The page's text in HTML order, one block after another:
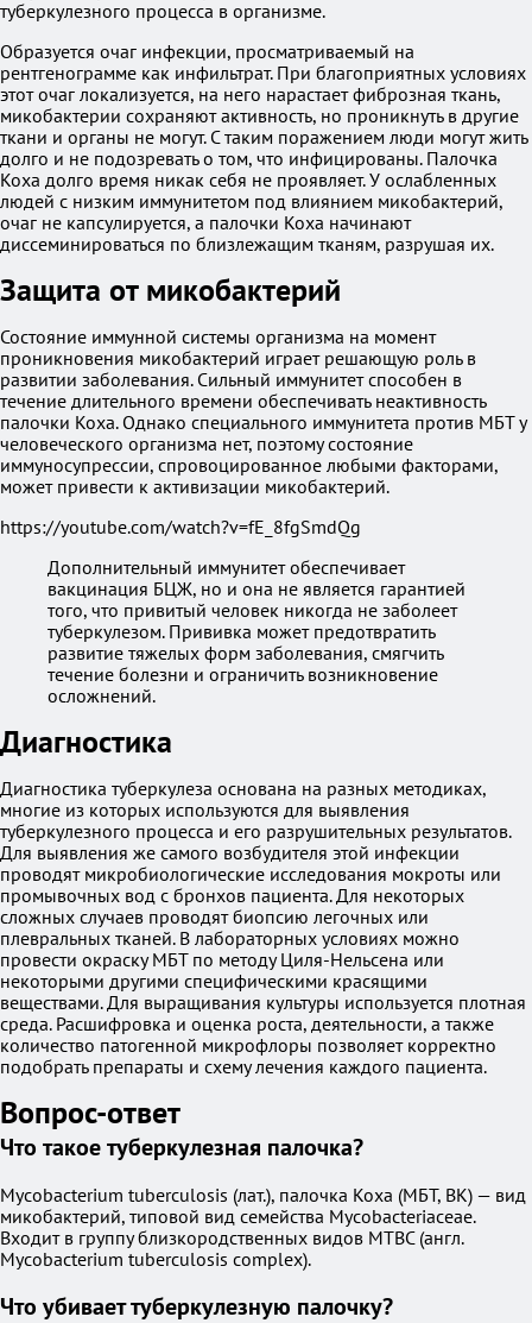
туберкулезного процесса в организме.
Образуется очаг инфекции, просматриваемый на
рентгенограмме как инфильтрат. При благоприятных условиях
этот очаг локализуется, на него нарастает фиброзная ткань,
микобактерии сохраняют активность, но проникнуть в другие
ткани и органы не могут. С таким поражением люди могут жить
долго и не подозревать о том, что инфицированы. Палочка
Коха долго время никак себя не проявляет. У ослабленных
людей с низким иммунитетом под влиянием микобактерий,
очаг не капсулируется, а палочки Коха начинают
диссеминироваться по близлежащим тканям, разрушая их.
Защита от микобактерий
Состояние иммунной системы организма на момент
проникновения микобактерий играет решающую роль в
развитии заболевания. Сильный иммунитет способен в
течение длительного времени обеспечивать неактивность
палочки Коха. Однако специального иммунитета против МБТ у
человеческого организма нет, поэтому состояние
иммуносупрессии, спровоцированное любыми факторами,
может привести к активизации микобактерий.
https://youtube.com/watch?v=fE_8fgSmdQg
Дополнительный иммунитет обеспечивает
вакцинация БЦЖ, но и она не является гарантией
того, что привитый человек никогда не заболеет
туберкулезом. Прививка может предотвратить
развитие тяжелых форм заболевания, смягчить
течение болезни и ограничить возникновение
осложнений.
Диагностика
Диагностика туберкулеза основана на разных методиках,
многие из которых используются для выявления
туберкулезного процесса и его разрушительных результатов.
Для выявления же самого возбудителя этой инфекции
проводят микробиологические исследования мокроты или
промывочных вод с бронхов пациента. Для некоторых
сложных случаев проводят биопсию легочных или
плевральных тканей. В лабораторных условиях можно
провести окраску МБТ по методу Циля-Нельсена или
некоторыми другими специфическими красящими
веществами. Для выращивания культуры используется плотная
среда. Расшифровка и оценка роста, деятельности, а также
количество патогенной микрофлоры позволяет корректно
подобрать препараты и схему лечения каждого пациента.
Вопрос-ответ
Что такое туберкулезная палочка?
Mycobacterium tuberculosis (лат.), палочка Коха (МБТ, BK) — вид
микобактерий, типовой вид семейства Mycobacteriaceae.
Входит в группу близкородственных видов MTBC (англ.
Mycobacterium tuberculosis complex).
Что убивает туберкулезную палочку?